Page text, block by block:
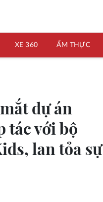
XE 360 ẨM THỰC
dự án
tác với bộ
lan tỏa sự